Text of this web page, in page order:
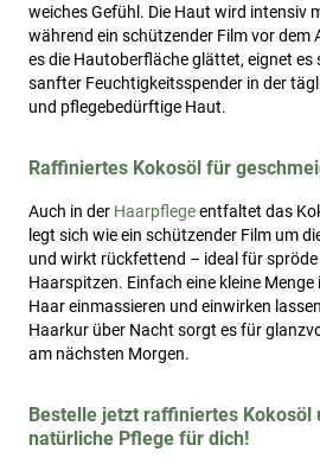
weiches Gefühl. Die Haut wird intensiv
während ein schützender Film vor dem
es die Hautoberfläche glättet, eignet es
sanfter Feuchtigkeitsspender in der
und pflegebedürftige Haut.
Raffiniertes Kokosöl für
Auch in der Haarpflegeentfaltet das
legt sich wie ein schützender Film um
und wirkt rückfettend – ideal für
Haarspitzen. Einfach eine kleine
Haar einmassieren und einwirken
Haarkur über Nacht sorgt es für
am nächsten Morgen.
Bestelle jetzt raffiniertes Kokosöl
natürliche Pflege für dich!